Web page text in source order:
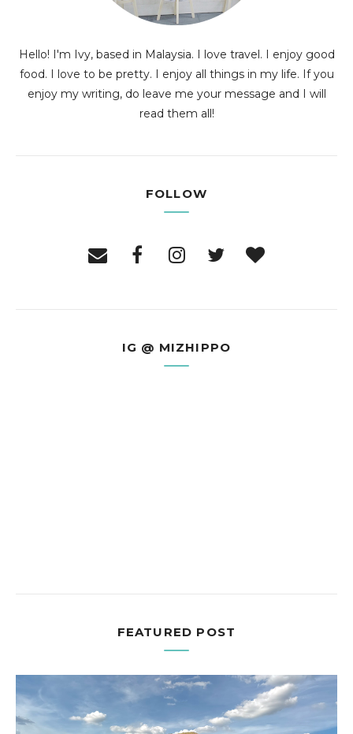
Hello! I'm Ivy, based in Malaysia. I love travel. I enjoy good
food. I love to be pretty. I enjoy all things in my life. If you
enjoy my writing, do leave me your message and I will
read them all!
FOLLOW
IG @ MIZHIPPO
FEATURED POST